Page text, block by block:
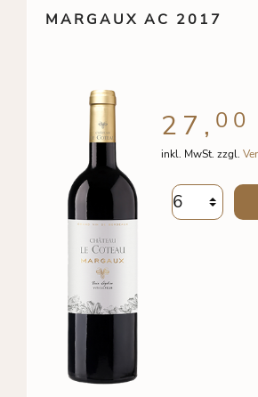
MARGAUX AC 2017
inkl. MwSt. zzgl.
27, 00